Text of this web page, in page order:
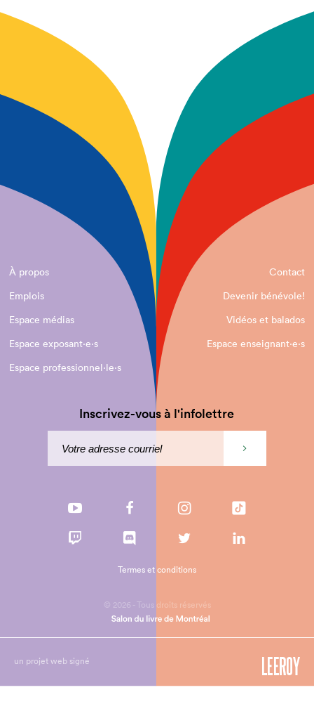
À propos
Contact
Emplois
Devenir bénévole!
Espace médias
Vidéos et balados
Espace exposant·e⋅s
Espace enseignant·e⋅s
Espace professionnel·le⋅s
Inscrivez-vous à l'infolettre
© 2026 - Tous droits réservés
Termes et conditions
un projet web signé